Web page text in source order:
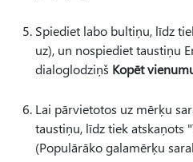
Spiediet labo bultiņu, līdz
uz), un nospiediet taustiņu
dialoglodziņš Kopēt
Lai pārvietotos uz mērķu
taustiņu, līdz tiek atskaņots
(Populārāko galamērķu